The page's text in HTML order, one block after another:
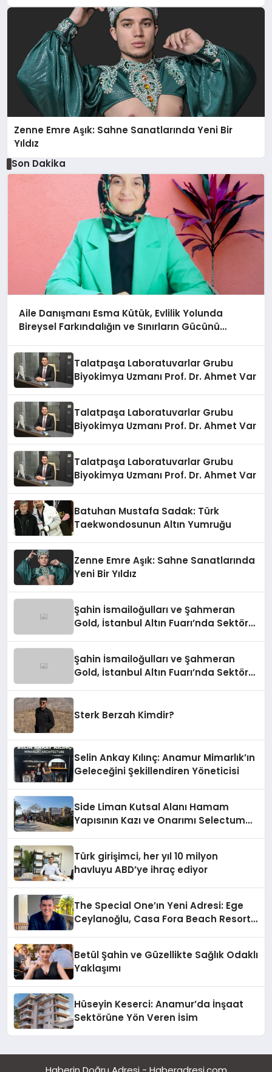
Zenne Emre Aşık: Sahne Sanatlarında Yeni Bir
Yıldız
Son Dakika
Aile Danışmanı Esma Kütük, Evlilik Yolunda
Bireysel Farkındalığın ve Sınırların Gücünü
Talatpaşa Laboratuvarlar Grubu
Biyokimya Uzmanı Prof. Dr. Ahmet Var
Talatpaşa Laboratuvarlar Grubu
Biyokimya Uzmanı Prof. Dr. Ahmet Var
Talatpaşa Laboratuvarlar Grubu
Biyokimya Uzmanı Prof. Dr. Ahmet Var
Batuhan Mustafa Sadak: Türk
Taekwondosunun Altın Yumruğu
Zenne Emre Aşık: Sahne Sanatlarında
Yeni Bir Yıldız
Şahin İsmailoğulları ve Şahmeran
Gold, İstanbul Altın Fuarı’nda Sektöre
Şahin İsmailoğulları ve Şahmeran
Gold, İstanbul Altın Fuarı’nda Sektöre
Sterk Berzah Kimdir?
Selin Ankay Kılınç: Anamur Mimarlık’ın
Geleceğini Şekillendiren Yöneticisi
Side Liman Kutsal Alanı Hamam
Yapısının Kazı ve Onarımı Selectum
Türk girişimci, her yıl 10 milyon
havluyu ABD’ye ihraç ediyor
The Special One’ın Yeni Adresi: Ege
Ceylanoğlu, Casa Fora Beach Resort
Betül Şahin ve Güzellikte Sağlık Odaklı
Yaklaşımı
Hüseyin Keserci: Anamur’da İnşaat
Sektörüne Yön Veren İsim